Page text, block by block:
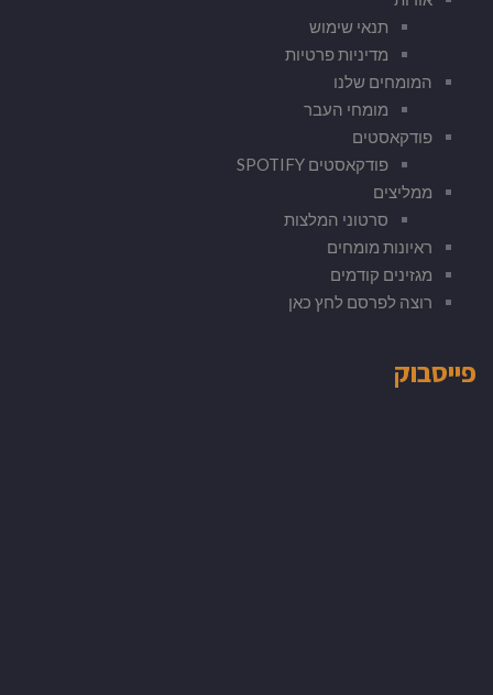
תנאי שימוש
מדיניות פרטיות
המומחים שלנו
מומחי העבר
פודקאסטים
פודקאסטים SPOTIFY
ממליצים
סרטוני המלצות
ראיונות מומחים
מגזינים קודמים
רוצה לפרסם לחץ כאן
פייסבוק